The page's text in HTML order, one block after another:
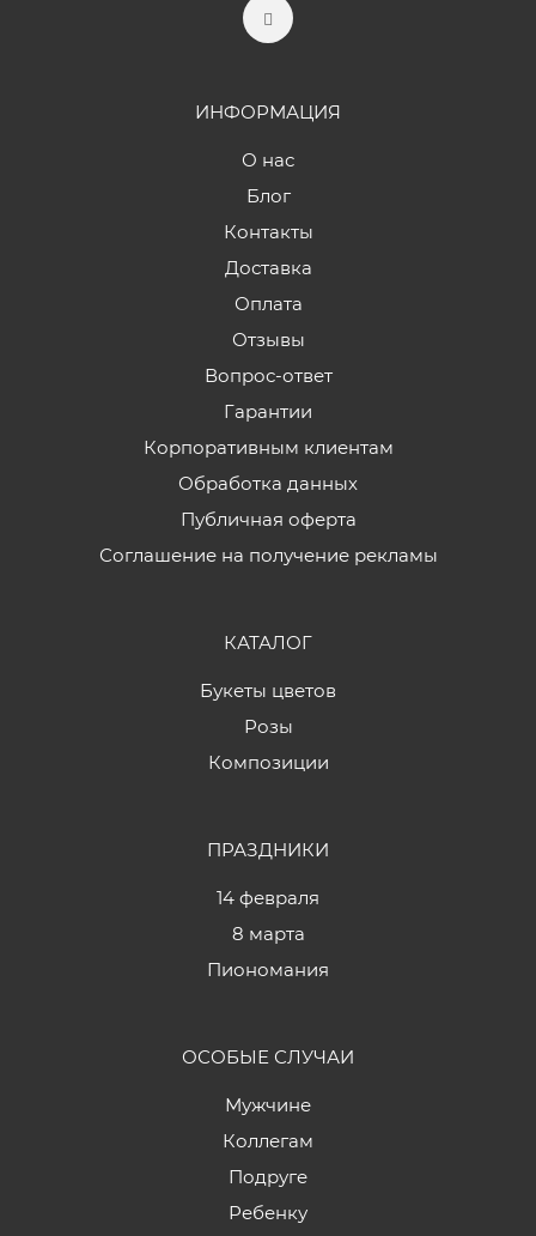
ИНФОРМАЦИЯ
О нас
Блог
Контакты
Доставка
Оплата
Отзывы
Вопрос-ответ
Гарантии
Корпоративным клиентам
Обработка данных
Публичная оферта
Соглашение на получение рекламы
КАТАЛОГ
Букеты цветов
Розы
Композиции
ПРАЗДНИКИ
14 февраля
8 марта
Пиономания
ОСОБЫЕ СЛУЧАИ
Мужчине
Коллегам
Подруге
Ребенку